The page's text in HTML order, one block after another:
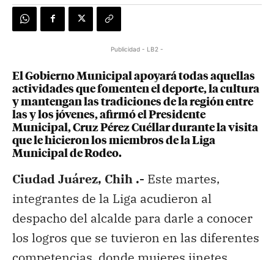
Publicidad - LB2 -
El Gobierno Municipal apoyará todas aquellas
actividades que fomenten el deporte, la cultura
y mantengan las tradiciones de la región entre
las y los jóvenes, afirmó el Presidente
Municipal, Cruz Pérez Cuéllar durante la visita
que le hicieron los miembros de la Liga
Municipal de Rodeo.
Ciudad Juárez, Chih .- Este martes,
integrantes de la Liga acudieron al
despacho del alcalde para darle a conocer
los logros que se tuvieron en las diferentes